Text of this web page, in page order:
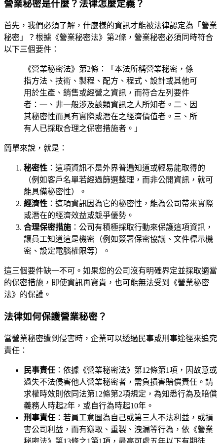
營業秘密是什麼？法律怎麼定義？
首先，我們必須了解，什麼樣的資訊才能被法律認定為「營業
秘密」？根據《營業秘密法》第2條，營業秘密必須同時符合
以下三個要件：
《營業秘密法》第2條：「本法所稱營業秘密，係
指方法、技術、製程、配方、程式、設計或其他可
用於生產、銷售或經營之資訊，而符合左列要件
者：一、非一般涉及該類資訊之人所知者。二、因
其秘密性而具有實際或潛在之經濟價值者。三、所
有人已採取合理之保密措施者。」
簡單來說，就是：
秘密性 ：這項資訊不是外界普遍知道或輕易能取得的
（例如客戶名單若經過篩選整理，而非公開資訊，就可
能具備秘密性）。
經濟性 ：這項資訊因為它的秘密性，能為公司帶來實際
或潛在的經濟效益或競爭優勢。
合理保密措施 ：公司有積極採取行動來保護這項資訊，
讓員工知道這是機密（例如簽署保密協議、文件標示機
密、設定電腦權限等）。
這三個要件缺一不可。如果您的公司沒有明確界定並採取適當
的保密措施，即使資訊再寶貴，也可能無法受到《營業秘密
法》的保護。
法律如何保護營業秘密？
當營業秘密遭到侵害時，企業可以透過民事或刑事途徑來追究
責任：
民事責任 ：依據《營業秘密法》第12條第1項，因故意或
過失不法侵害他人營業秘密者，需負損害賠償責任。請
求權時效則依同法第12條第2項規定，為知悉行為及賠償
義務人時起2年，或自行為時起10年。
刑事責任 ：若員工意圖為自己或第三人不法利益，或損
害公司利益，而有竊取、重製、洩漏等行為，依《營業
秘密法》第13條之1第1項，最高可處五年以下有期徒